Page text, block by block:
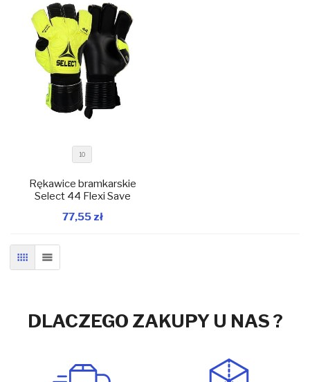
W magazynie
Dodaj do koszyka
10
Rękawice bramkarskie
Select 44 Flexi Save
77,55 zł
SIATKALISTA
DLACZEGO ZAKUPY U NAS ?